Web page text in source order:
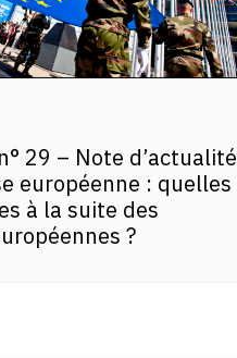
29 – Note d’actualité
européenne : quelles
à la suite des
?